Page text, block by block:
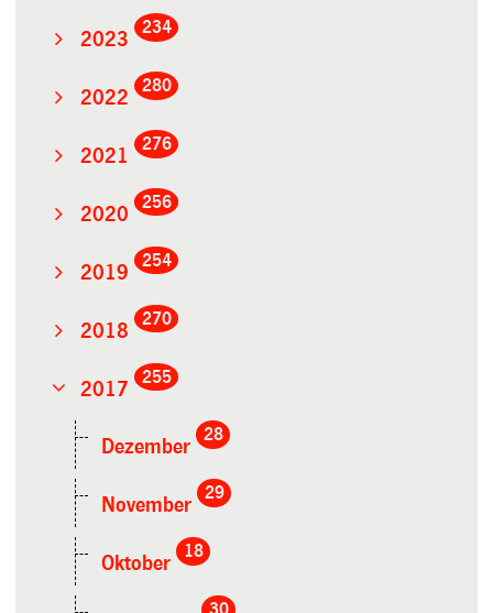
2023
234
2022
280
2021
276
2020
256
2019
254
2018
270
2017
255
Dezember
28
November
29
Oktober
18